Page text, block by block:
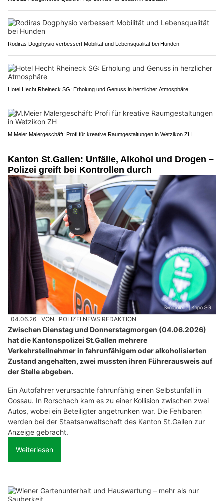
Rodiras Dogphysio verbessert Mobilität und Lebensqualität bei Hunden
Hotel Hecht Rheineck SG: Erholung und Genuss in herzlicher Atmosphäre
M.Meier Malergeschäft: Profi für kreative Raumgestaltungen in Wetzikon ZH
Kanton St.Gallen: Unfälle, Alkohol und Drogen –
Polizei greift bei Kontrollen durch
04.06.26 VON POLIZEI.NEWS REDAKTION
Zwischen Dienstag und Donnerstagmorgen (04.06.2026)
hat die Kantonspolizei St.Gallen mehrere
Verkehrsteilnehmer in fahrunfähigem oder alkoholisierten
Zustand angehalten, zwei mussten ihren Führerausweis auf
der Stelle abgeben.
Ein Autofahrer verursachte fahrunfähig einen Selbstunfall in
Gossau. In Rorschach kam es zu einer Kollision zwischen zwei
Autos, wobei ein Beteiligter angetrunken war. Die Fehlbaren
werden bei der Staatsanwaltschaft des Kanton St.Gallen zur
Anzeige gebracht.
Weiterlesen